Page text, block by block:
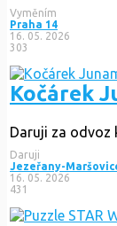
Vyměním
Praha 14
16. 05. 2026
303
Kočárek
Daruji za odvoz
Daruji
Jezeřany-
16. 05. 2026
431